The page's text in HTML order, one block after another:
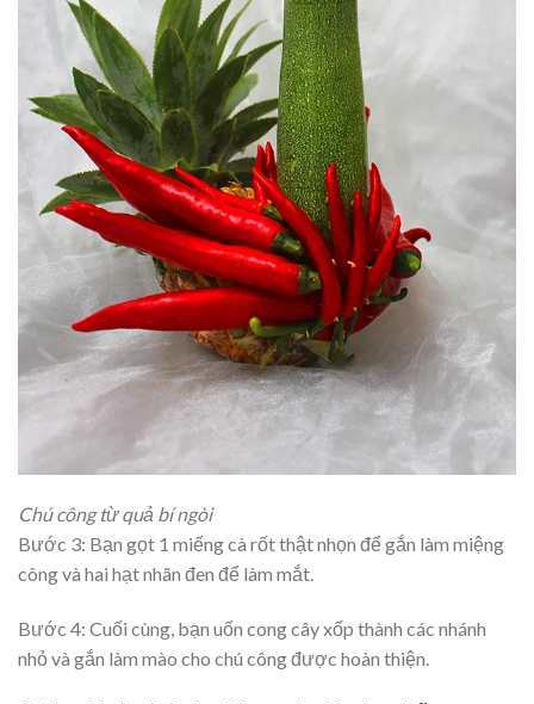
Chú công từ quả bí ngòi
Bước 3: Bạn gọt 1 miếng cà rốt thật nhọn để gắn làm miệng
công và hai hạt nhãn đen để làm mắt.
Bước 4: Cuối cùng, bạn uốn cong cây xốp thành các nhánh
nhỏ và gắn làm mào cho chú công được hoàn thiện.